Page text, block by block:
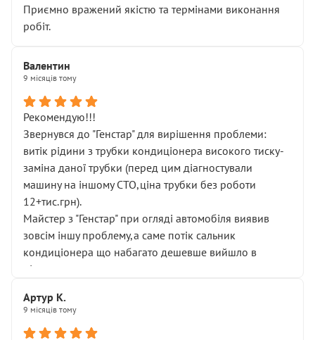
Приємно вражений якістю та термінами виконання
робіт.
Валентин
9 місяців тому
Рекомендую!!!
Звернувся до "Генстар" для вирішення проблеми:
витік рідини з трубки кондиціонера високого тиску-
заміна даної трубки (перед цим діагностували
машину на іншому СТО,ціна трубки без роботи
12+тис.грн).
Майстер з "Генстар" при огляді автомобіля виявив
зовсім іншу проблему,а саме потік сальник
кондиціонера що набагато дешевше вийшло в
підсумку.
Артур К.
9 місяців тому